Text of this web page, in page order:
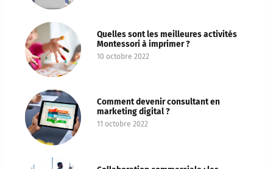
Quelles sont les meilleures activités
Montessori à imprimer ?
10 octobre 2022
Comment devenir consultant en
marketing digital ?
11 octobre 2022